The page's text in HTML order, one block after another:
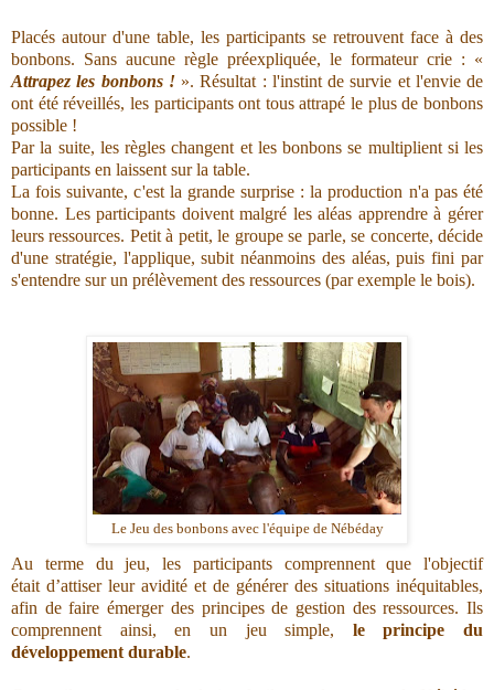
Placés autour d'une table, les participants se retrouvent face à des
bonbons. Sans aucune règle préexpliquée, le formateur crie : «
Attrapez les bonbons ! ». Résultat : l'instint de survie et l'envie de
ont été réveillés, les participants ont tous attrapé le plus de bonbons
possible !
Par la suite, les règles changent et les bonbons se multiplient si les
participants en laissent sur la table.
La fois suivante, c'est la grande surprise : la production n'a pas été
bonne. Les participants doivent malgré les aléas apprendre à gérer
leurs ressources. Petit à petit, le groupe se parle, se concerte, décide
d'une stratégie, l'applique, subit néanmoins des aléas, puis fini par
s'entendre sur un prélèvement des ressources (par exemple le bois).
Le Jeu des bonbons avec l'équipe de Nébéday
Au terme du jeu, les participants comprennent que l'objectif
était d’attiser leur avidité et de générer des situations inéquitables,
afin de faire émerger des principes de gestion des ressources. Ils
comprennent ainsi, en un jeu simple, le principe du
développement durable.